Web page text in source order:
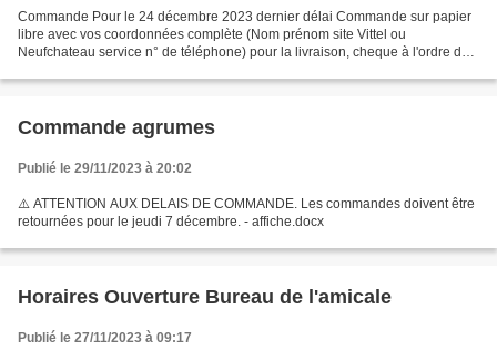
Commande Pour le 24 décembre 2023 dernier délai Commande sur papier
libre avec vos coordonnées complète (Nom prénom site Vittel ou
Neufchateau service n° de téléphone) pour la livraison, cheque à l'ordre des
Commande agrumes
Publié le 29/11/2023 à 20:02
⚠️ ATTENTION AUX DELAIS DE COMMANDE. Les commandes doivent être
retournées pour le jeudi 7 décembre. - affiche.docx
Horaires Ouverture Bureau de l'amicale
Publié le 27/11/2023 à 09:17